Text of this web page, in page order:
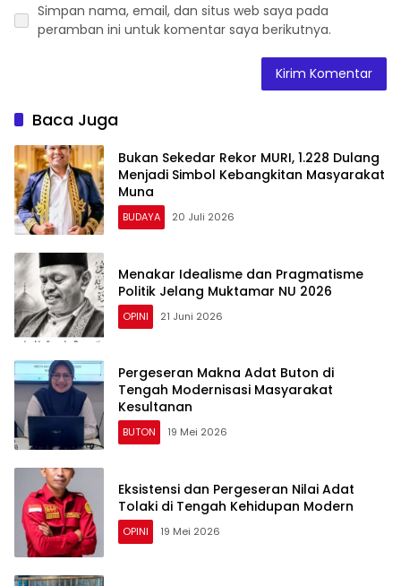
Simpan nama, email, dan situs web saya pada
peramban ini untuk komentar saya berikutnya.
Baca Juga
Bukan Sekedar Rekor MURI, 1.228 Dulang
Menjadi Simbol Kebangkitan Masyarakat
Muna
BUDAYA 20 Juli 2026
Menakar Idealisme dan Pragmatisme
Politik Jelang Muktamar NU 2026
OPINI 21 Juni 2026
Pergeseran Makna Adat Buton di
Tengah Modernisasi Masyarakat
Kesultanan
BUTON 19 Mei 2026
Eksistensi dan Pergeseran Nilai Adat
Tolaki di Tengah Kehidupan Modern
OPINI 19 Mei 2026